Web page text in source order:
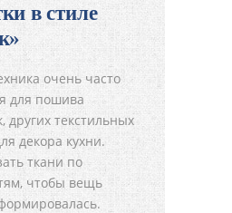
в стиле
очень часто
для пошива
других текстильных
декора кухни.
ткани по
чтобы вещь